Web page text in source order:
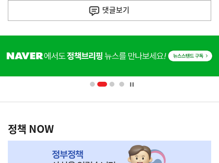
댓글보기
단
영
책
NOW,
정책 NOW